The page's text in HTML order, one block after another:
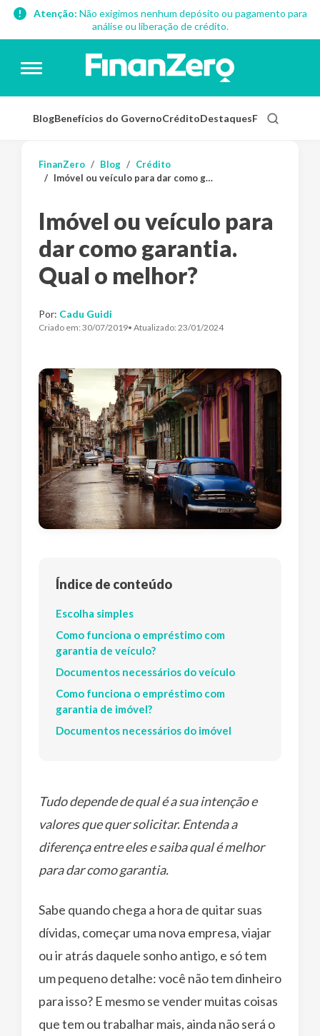
Atenção: Não exigimos nenhum depósito ou pagamento para
análise ou liberação de crédito.
BlogBenefícios do GovernoCréditoDestaquesFinanças
FinanZero Blog
Crédito
Imóvel ou veículo para dar como garantia. Qual o melhor?
Imóvel ou veículo para
dar como garantia.
Qual o melhor?
Por: Cadu Guidi
Criado em: 30/07/2019• Atualizado: 23/01/2024
Índice de conteúdo
Escolha simples
Como funciona o empréstimo com
garantia de veículo?
Documentos necessários do veículo
Como funciona o empréstimo com
garantia de imóvel?
Documentos necessários do imóvel
Tudo depende de qual é a sua intenção e
valores que quer solicitar. Entenda a
diferença entre eles e saiba qual é melhor
para dar como garantia.
Sabe quando chega a hora de quitar suas
dívidas, começar uma nova empresa, viajar
ou ir atrás daquele sonho antigo, e só tem
um pequeno detalhe: você não tem dinheiro
para isso? E mesmo se vender muitas coisas
que tem ou trabalhar mais, ainda não será o